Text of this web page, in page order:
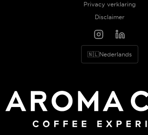
Privacy verklaring
Disclaimer
🇳🇱Nederlands